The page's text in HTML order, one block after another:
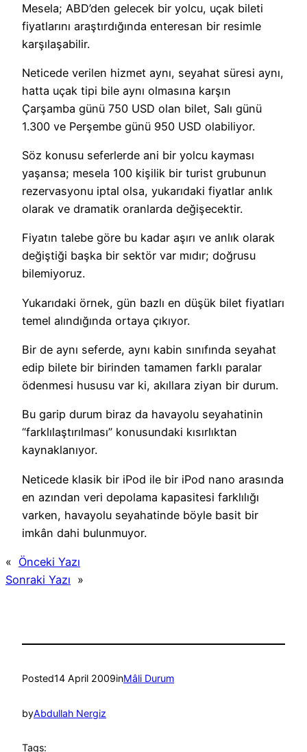
Mesela; ABD’den gelecek bir yolcu, uçak bileti
fiyatlarını araştırdığında enteresan bir resimle
karşılaşabilir.
Neticede verilen hizmet aynı, seyahat süresi aynı,
hatta uçak tipi bile aynı olmasına karşın
Çarşamba günü 750 USD olan bilet, Salı günü
1.300 ve Perşembe günü 950 USD olabiliyor.
Söz konusu seferlerde ani bir yolcu kayması
yaşansa; mesela 100 kişilik bir turist grubunun
rezervasyonu iptal olsa, yukarıdaki fiyatlar anlık
olarak ve dramatik oranlarda değişecektir.
Fiyatın talebe göre bu kadar aşırı ve anlık olarak
değiştiği başka bir sektör var mıdır; doğrusu
bilemiyoruz.
Yukarıdaki örnek, gün bazlı en düşük bilet fiyatları
temel alındığında ortaya çıkıyor.
Bir de aynı seferde, aynı kabin sınıfında seyahat
edip bilete bir birinden tamamen farklı paralar
ödenmesi hususu var ki, akıllara ziyan bir durum.
Bu garip durum biraz da havayolu seyahatinin
“farklılaştırılması” konusundaki kısırlıktan
kaynaklanıyor.
Neticede klasik bir iPod ile bir iPod nano arasında
en azından veri depolama kapasitesi farklılığı
varken, havayolu seyahatinde böyle basit bir
imkân dahi bulunmuyor.
« Önceki Yazı
Sonraki Yazı »
Posted14 April 2009inMâli Durum
byAbdullah Nergiz
Tags: